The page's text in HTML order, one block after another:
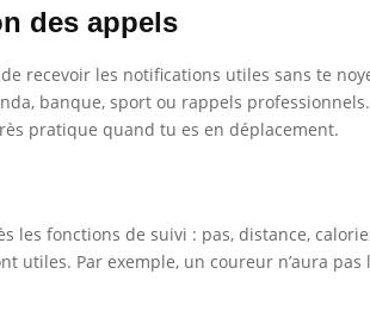
des appels
recevoir les notifications utiles sans te
banque, sport ou rappels
pratique quand tu es en déplacement.
fonctions de suivi : pas, distance,
utiles. Par exemple, un coureur n’aura